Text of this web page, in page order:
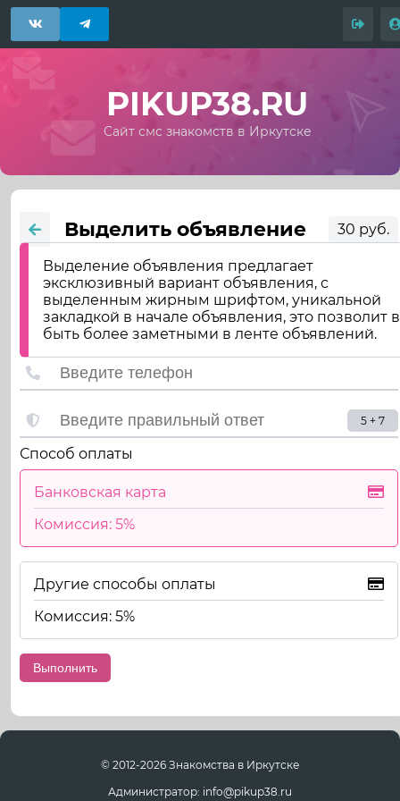
PIKUP38.RU
Сайт смс знакомств в Иркутске
Выделить объявление 30 руб.
Выделение объявления предлагает
эксклюзивный вариант объявления, с
выделенным жирным шрифтом, уникальной
закладкой в начале объявления, это позволит
быть более заметными в ленте объявлений.
5 + 7
Способ оплаты
Банковская карта
Комиссия: 5%
Другие способы оплаты
Комиссия: 5%
© 2012-2026 Знакомства в Иркутске
Администратор: info@pikup38.ru